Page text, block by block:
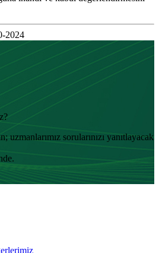
2024
sorularınızı yanıtlayacak